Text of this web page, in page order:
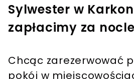
Sylwester w
zapłacimy za
Chcąc zarezerwować
pokój w